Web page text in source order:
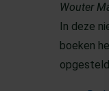
Wouter
In deze
boeken